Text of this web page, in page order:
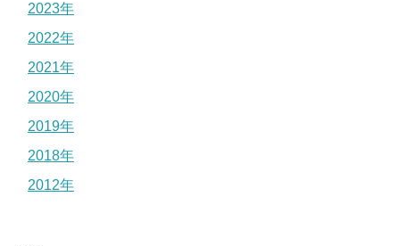
2023年
2022年
2021年
2020年
2019年
2018年
2012年